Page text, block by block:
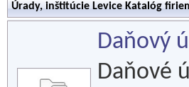
Úrady, inštitúcie Levice Katalóg
Daňový
Daňové